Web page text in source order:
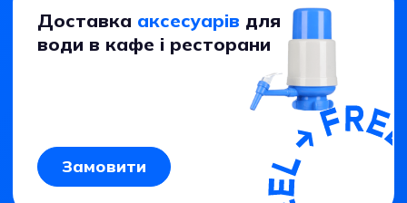
Доставка аксесуарів для
води в кафе і ресторани
Замовити